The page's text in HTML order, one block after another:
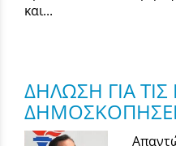
και...
ΔΗΛΩΣΗ ΓΙΑ ΤΙΣ